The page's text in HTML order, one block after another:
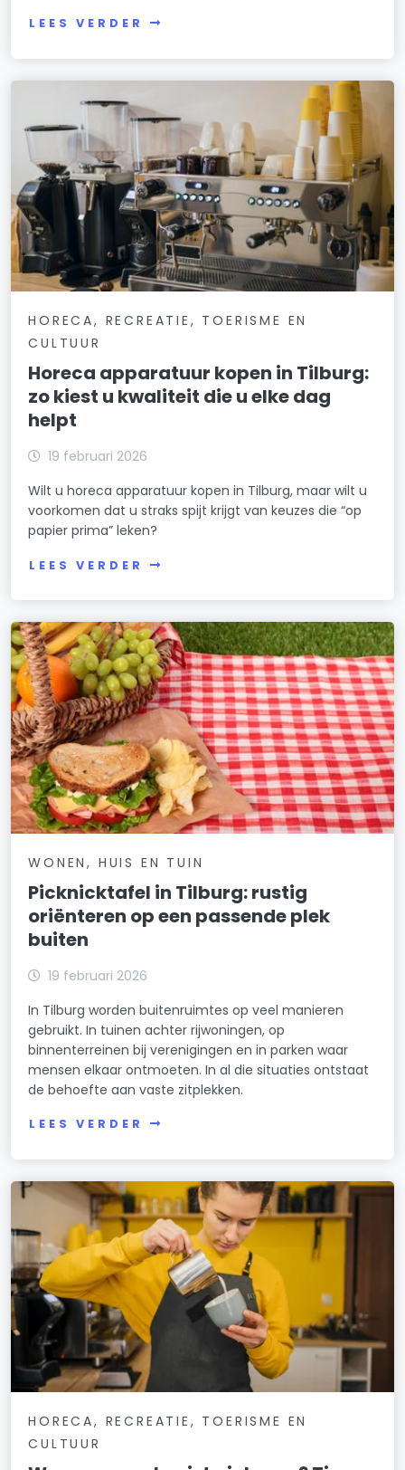
LEES VERDER
HORECA, RECREATIE, TOERISME EN
CULTUUR
Horeca apparatuur kopen in Tilburg:
zo kiest u kwaliteit die u elke dag
helpt
19 februari 2026
Wilt u horeca apparatuur kopen in Tilburg, maar wilt u
voorkomen dat u straks spijt krijgt van keuzes die “op
papier prima” leken?
LEES VERDER
WONEN, HUIS EN TUIN
Picknicktafel in Tilburg: rustig
oriënteren op een passende plek
buiten
19 februari 2026
In Tilburg worden buitenruimtes op veel manieren
gebruikt. In tuinen achter rijwoningen, op
binnenterreinen bij verenigingen en in parken waar
mensen elkaar ontmoeten. In al die situaties ontstaat
de behoefte aan vaste zitplekken.
LEES VERDER
HORECA, RECREATIE, TOERISME EN
CULTUUR